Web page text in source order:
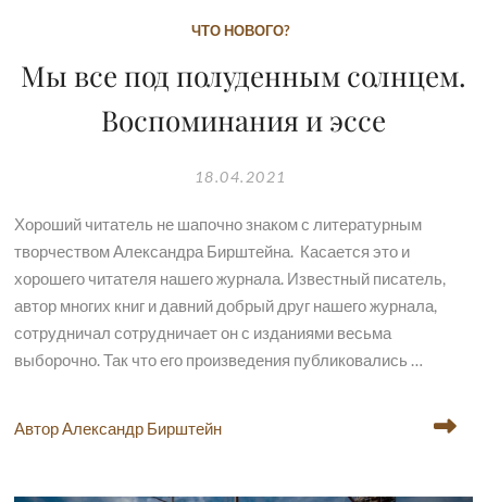
ЧТО НОВОГО?
Мы все под полуденным солнцем.
Воспоминания и эссе
18.04.2021
Хороший читатель не шапочно знаком с литературным
творчеством Александра Бирштейна. Касается это и
хорошего читателя нашего журнала. Известный писатель,
автор многих книг и давний добрый друг нашего журнала,
сотрудничал сотрудничает он с изданиями весьма
выборочно. Так что его произведения публиковались …
Автор Александр Бирштейн